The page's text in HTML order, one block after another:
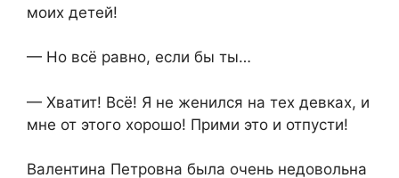
моих детей!
— Но всё равно, если бы ты…
— Хватит! Всё! Я не женился на тех девках, и
мне от этого хорошо! Прими это и отпусти!
Валентина Петровна была очень недовольна